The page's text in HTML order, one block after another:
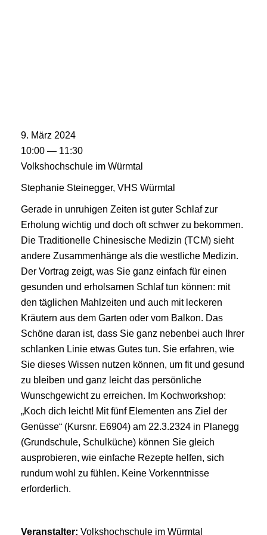
Gerade in unruhigen Zeiten ist guter Schlaf zur
Erholung wichtig und doch oft schwer zu bekommen.
Die Traditionelle Chinesische Medizin (TCM) sieht
andere Zusammenhänge als die westliche Medizin.
Der Vortrag zeigt, was Sie ganz einfach für einen
gesunden und erholsamen Schlaf tun können: mit
den täglichen Mahlzeiten und auch mit leckeren
Kräutern aus dem Garten oder vom Balkon. Das
Schöne daran ist, dass Sie ganz nebenbei auch Ihrer
schlanken Linie etwas Gutes tun. Sie erfahren, wie
Sie dieses Wissen nutzen können, um fit und gesund
zu bleiben und ganz leicht das persönliche
Wunschgewicht zu erreichen. Im Kochworkshop:
„Koch dich leicht! Mit fünf Elementen ans Ziel der
Genüsse“ (Kursnr. E6904) am 22.3.2324 in Planegg
(Grundschule, Schulküche) können Sie gleich
ausprobieren, wie einfache Rezepte helfen, sich
rundum wohl zu fühlen. Keine Vorkenntnisse
erforderlich.
Veranstalter: Volkshochschule im Würmtal
9. März 2024
10:00 — 11:30
Volkshochschule im Würmtal
Stephanie Steinegger, VHS Würmtal